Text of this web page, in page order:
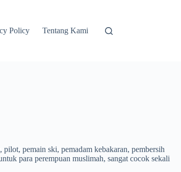
Policy Tentang Kami
pemain ski, pemadam kebakaran, pembersih
para perempuan muslimah, sangat cocok sekali